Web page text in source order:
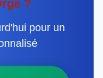
?
pour un